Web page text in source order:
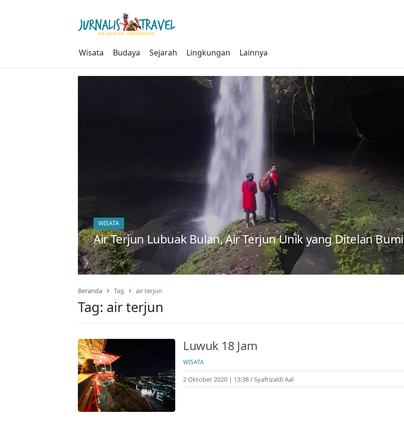
Wisata Budaya Sejarah Lingkungan Lainnya
WISATA
Air Terjun Lubuak Bulan, Air Terjun Unik yang Ditelan Bumi
Beranda Tag air terjun
Tag: air terjun
Luwuk 18 Jam
WISATA
2 Oktober 2020 | 13:38 Syafrizaldi Aal